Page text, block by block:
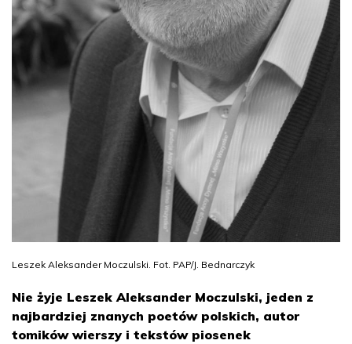
Leszek Aleksander Moczulski. Fot. PAP/J. Bednarczyk
Nie żyje Leszek Aleksander Moczulski, jeden z
najbardziej znanych poetów polskich, autor
tomików wierszy i tekstów piosenek